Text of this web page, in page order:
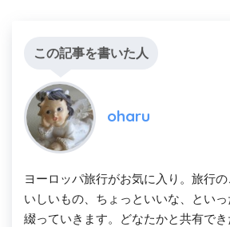
この記事を書いた人
oharu
ヨーロッパ旅行がお気に入り。旅行
いしいもの、ちょっといいな、とい
綴っていきます。どなたかと共有で